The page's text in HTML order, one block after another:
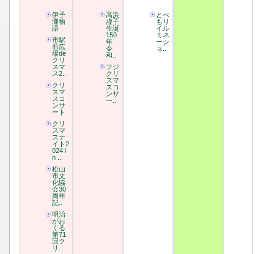
伊予
灘物
語
市駅
前広
場de
クリ
スマ
ス2..
クリ
スマ
スコ
ンサ
ート
クリ
スマ
スナ
イト2
024 i
n ..
松山
市文
化協
会30
周年
記..
明治
がお
くる
第71
回ク
リ..
高浜
虚子
生誕
150
年
令
和..
フジ
クリ
スマ
スコ
ンサ
ー..
とべ
もり
イル
ミネ
ーシ
ョ..